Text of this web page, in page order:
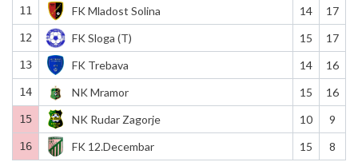
11 FK Mladost Solina 14 17
12 FK Sloga (T) 15 17
13 FK Trebava 14 16
14 NK Mramor 15 16
15 NK Rudar Zagorje 10 9
16 FK 12.Decembar 15 8